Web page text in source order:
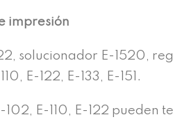
impresión
solucionador E-1520,
E-122, E-133, E-151.
102, E-110, E-122 pueden